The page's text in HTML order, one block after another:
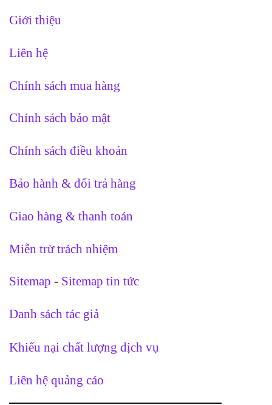
Giới thiệu
Liên hệ
Chính sách mua hàng
Chính sách bảo mật
Chính sách điều khoản
Bảo hành & đổi trả hàng
Giao hàng & thanh toán
Miễn trừ trách nhiệm
Sitemap - Sitemap tin tức
Danh sách tác giả
Khiếu nại chất lượng dịch vụ
Liên hệ quảng cáo